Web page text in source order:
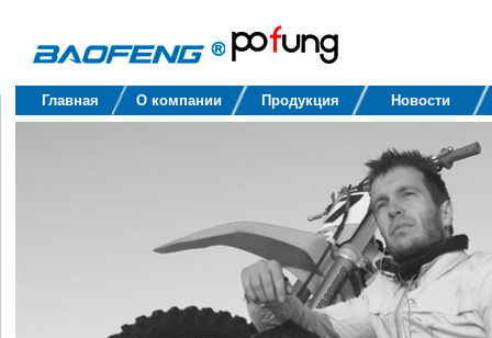
Baofeng
Главная О компании Продукция Новости